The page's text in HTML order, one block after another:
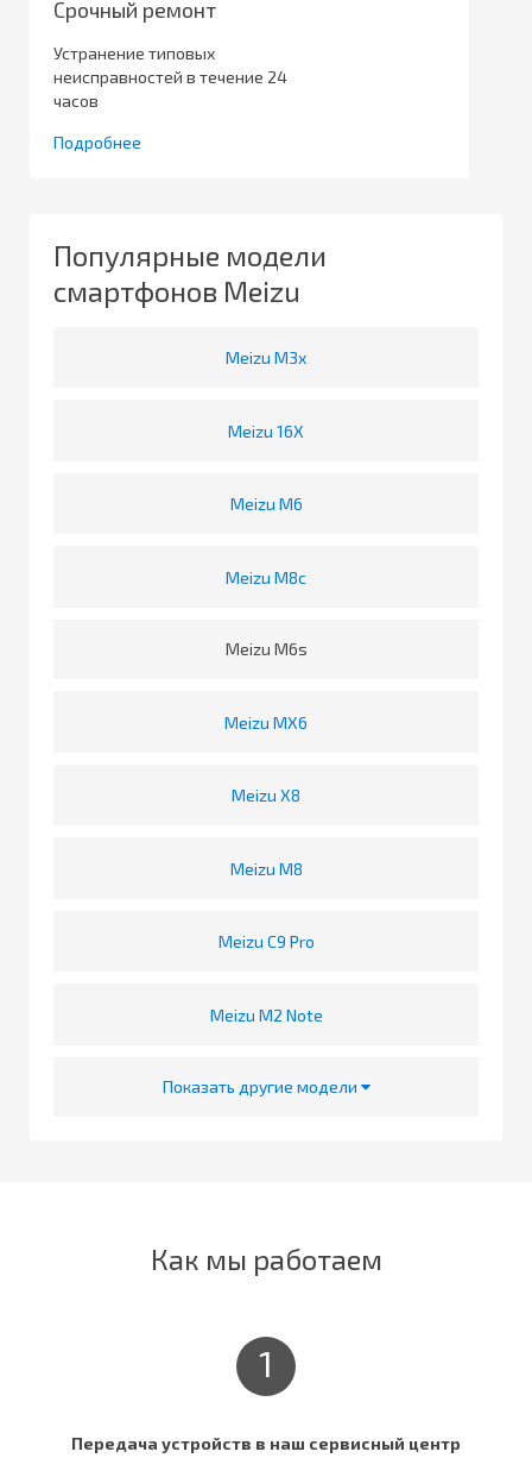
Срочный ремонт
Устранение типовых
неисправностей в течение 24
часов
Подробнее
Популярные модели
смартфонов Meizu
Meizu M3x
Meizu 16X
Meizu M6
Meizu M8c
Meizu M6s
Meizu MX6
Meizu X8
Meizu M8
Meizu C9 Pro
Meizu M2 Note
Показать другие модели
Как мы работаем
1
Передача устройств в наш сервисный центр